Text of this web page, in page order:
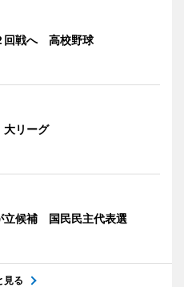
回戦へ 高校野球
リーグ
立候補 国民民主代表選
見る